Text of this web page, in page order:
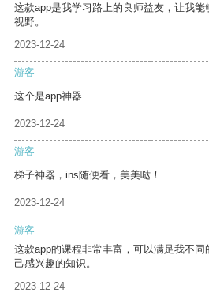
这款app是我学习路上的良师益友，让我
视野。
2023-12-24
游客
这个是app神器
2023-12-24
游客
梯子神器，ins随便看，美美哒！
2023-12-24
游客
这款app的课程非常丰富，可以满足我不
己感兴趣的知识。
2023-12-24